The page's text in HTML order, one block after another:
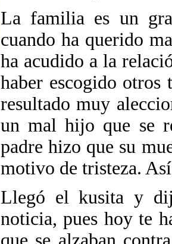
La familia es un
cuando ha querido
ha acudido a la
haber escogido otros
resultado muy
un mal hijo que se
padre hizo que su
motivo de tristeza.
Llegó el kusita y
noticia, pues hoy te